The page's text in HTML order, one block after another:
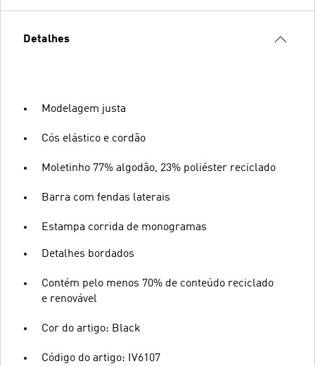
Detalhes
Modelagem justa
Cós elástico e cordão
Moletinho 77% algodão, 23% poliéster reciclado
Barra com fendas laterais
Estampa corrida de monogramas
Detalhes bordados
Contém pelo menos 70% de conteúdo reciclado
e renovável
Cor do artigo: Black
Código do artigo: IV6107